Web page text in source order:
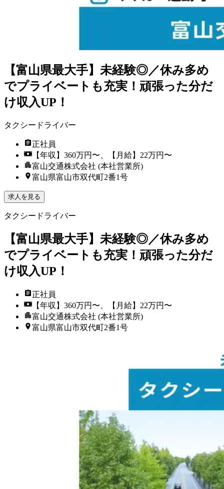
【富山県最大手】未経験◎／休み多め
でプライベートも充実！頑張った分だ
け収入UP！
タクシードライバー
正社員
【年収】360万円〜、【月給】22万円〜
富山交通株式会社 (本社営業所)
富山県富山市双代町2番1号
求人を見る
タクシードライバー
【富山県最大手】未経験◎／休み多め
でプライベートも充実！頑張った分だ
け収入UP！
正社員
【年収】360万円〜、【月給】22万円〜
富山交通株式会社 (本社営業所)
富山県富山市双代町2番1号